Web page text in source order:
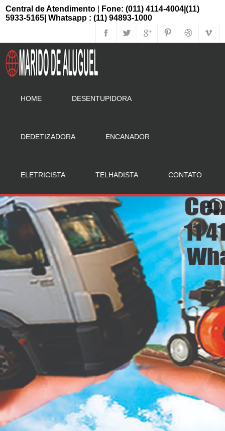
Central de Atendimento
Fone: (011) 4114-4004|(11)
5933-5165| Whatsapp : (11) 94893-1000
HOME DESENTUPIDORA
DEDETIZADORA ENCANADOR
ELETRICISTA TELHADISTA CONTATO